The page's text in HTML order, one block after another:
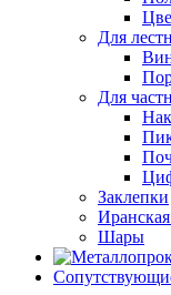
Для
Для
Заклепки
Шары